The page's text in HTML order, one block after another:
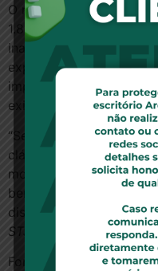
O relator ressaltou que
1.848, passou a exigir
inalienabilidade, nos
expressamente uma
imposta, “operando
existente sob a égide do
“Se é verdade que a
cláusula de
modo, o direito de
bem graciosamente
disse.Com informações
STJ.
Fonte: